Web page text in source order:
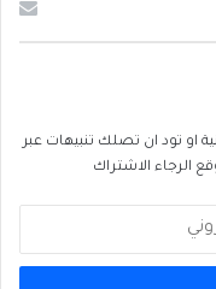
او تود ان تصلك تنبيهات عبر
الرجاء الاشتراك